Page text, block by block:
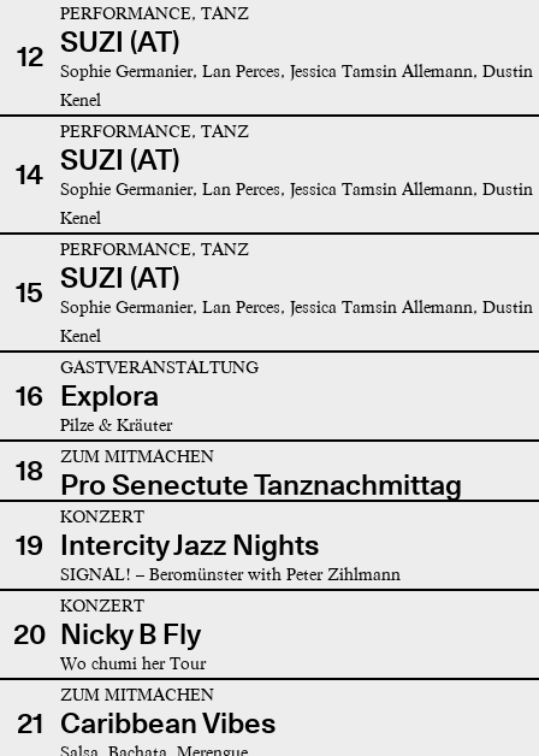
12
PERFORMANCE, TANZ
SUZI (AT)
Sophie Germanier, Lan Perces, Jessica Tamsin Allemann, Dustin
Kenel
14
PERFORMANCE, TANZ
SUZI (AT)
Sophie Germanier, Lan Perces, Jessica Tamsin Allemann, Dustin
Kenel
15
PERFORMANCE, TANZ
SUZI (AT)
Sophie Germanier, Lan Perces, Jessica Tamsin Allemann, Dustin
Kenel
16
GASTVERANSTALTUNG
Explora
Pilze & Kräuter
18 ZUM MITMACHEN
Pro Senectute Tanznachmittag
19
KONZERT
Intercity Jazz Nights
SIGNAL! – Beromünster with Peter Zihlmann
20
KONZERT
Nicky B Fly
Wo chumi her Tour
21
ZUM MITMACHEN
Caribbean Vibes